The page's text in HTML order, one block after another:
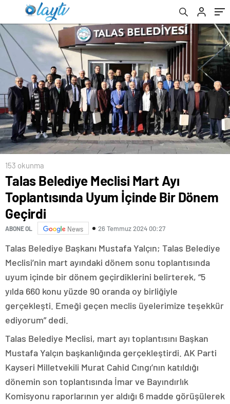
153 okunma
Talas Belediye Meclisi Mart Ayı
Toplantısında Uyum İçinde Bir Dönem
Geçirdi
ABONE OL News 26 Temmuz 2024 00:27
Talas Belediye Başkanı Mustafa Yalçın; Talas Belediye
Meclisi’nin mart ayındaki dönem sonu toplantısında
uyum içinde bir dönem geçirdiklerini belirterek, “5
yılda 660 konu yüzde 90 oranda oy birliğiyle
gerçekleşti. Emeği geçen meclis üyelerimize teşekkür
ediyorum” dedi.
Talas Belediye Meclisi, mart ayı toplantısını Başkan
Mustafa Yalçın başkanlığında gerçekleştirdi. AK Parti
Kayseri Milletvekili Murat Cahid Cıngı’nın katıldığı
dönemin son toplantısında İmar ve Bayındırlık
Komisyonu raporlarının yer aldığı 6 madde görüşülerek